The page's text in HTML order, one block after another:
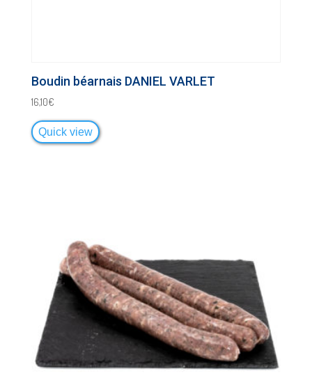
Boudin béarnais DANIEL VARLET
16,10€
Quick view